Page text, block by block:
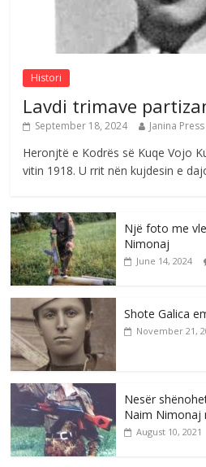
Postim me
Mimoza Gjoni
August 6, 2026
Histori
Lavdi trimave
September 18, 2024 Janina Press
Heronjtë e Kodrës së Kuqe Vojo
vitin 1918. U rrit nën kujdesin e
Një foto me
Nimonaj
June 14, 2024
Shote Galica
November 21,
Nesër
Naim Nimonaj
August 10, 2021